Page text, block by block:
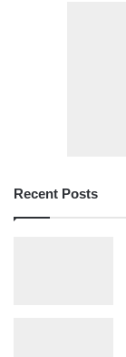
Recent Posts